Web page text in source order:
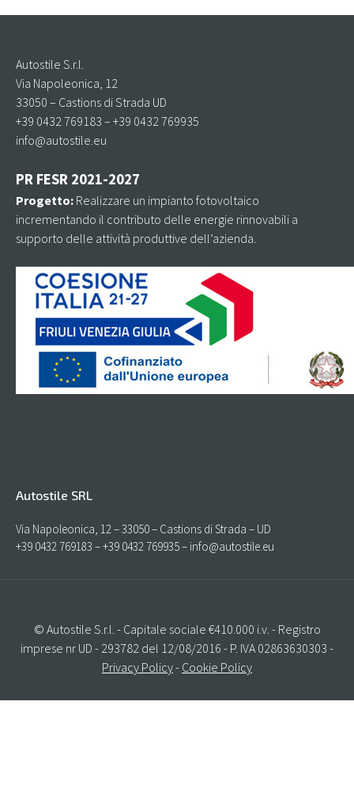
Autostile S.r.l.
Via Napoleonica, 12
33050 – Castions di Strada UD
+39 0432 769183 – +39 0432 769935
info@autostile.eu
PR FESR 2021-2027
Progetto: Realizzare un impianto fotovoltaico
incrementando il contributo delle energie rinnovabili a
supporto delle attività produttive dell’azienda.
Autostile SRL
Via Napoleonica, 12 – 33050 – Castions di Strada – UD
+39 0432 769183 – +39 0432 769935 – info@autostile.eu
© Autostile S.r.l. - Capitale sociale €410.000 i.v. - Registro
imprese nr UD - 293782 del 12/08/2016 - P. IVA 02863630303 -
Privacy Policy- Cookie Policy